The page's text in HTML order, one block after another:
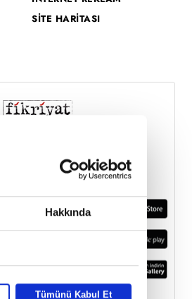
Hakkında
Tümünü Kabul Et
SİTE HARİTASI